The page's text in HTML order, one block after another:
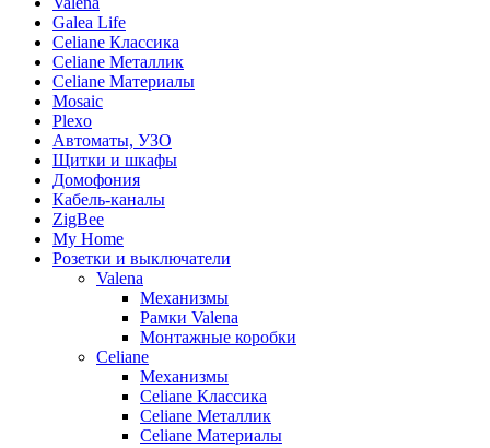
Galea Life
Celiane Классика
Celiane Металлик
Celiane Материалы
Mosaic
Plexo
Автоматы, УЗО
Щитки и шкафы
Домофония
Кабель-каналы
ZigBee
My Home
Розетки и выключатели
Valena
Механизмы
Рамки Valena
Монтажные коробки
Celiane
Механизмы
Celiane Классика
Celiane Металлик
Celiane Материалы